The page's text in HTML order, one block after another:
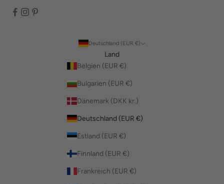
Deutschland (EUR €)
Land
Belgien (EUR €)
Bulgarien (EUR €)
Dänemark (DKK kr.)
Deutschland (EUR €)
Estland (EUR €)
Finnland (EUR €)
Frankreich (EUR €)